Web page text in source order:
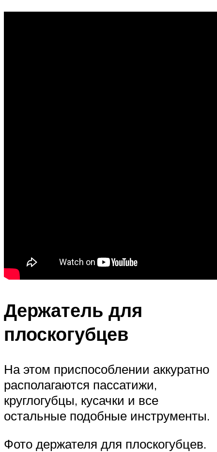
Держатель для
плоскогубцев
На этом приспособлении аккуратно
располагаются пассатижи,
круглогубцы, кусачки и все
остальные подобные инструменты.
Фото держателя для плоскогубцев.